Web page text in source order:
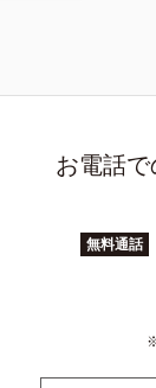
お電話
無料通話